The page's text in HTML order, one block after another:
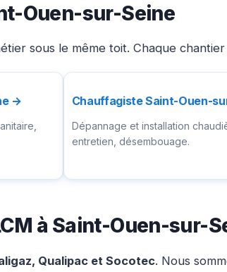
Ouen-sur-Seine
sous le même toit. Chaque
→ Chauffagiste Saint-Ouen-
Dépannage et installation
entretien, désembouage.
à Saint-Ouen-sur-
Qualipac et Socotec. Nous